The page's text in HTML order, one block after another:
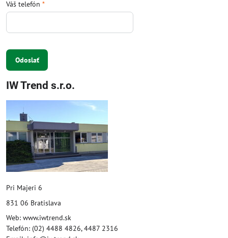
Váš telefón *
Odoslať
IW Trend s.r.o.
Pri Majeri 6
831 06 Bratislava
Web: www.iwtrend.sk
Telefón: (02) 4488 4826, 4487 2316